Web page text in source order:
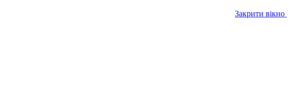
Закрити вікно